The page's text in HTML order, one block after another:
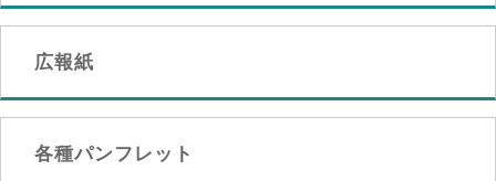
広報紙
各種パンフレット